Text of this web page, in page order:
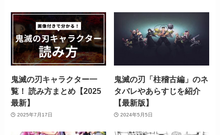
鬼滅の刃キャラクター一
覧！ 読み方まとめ【2025
最新】
2025年7月17日
鬼滅の刃「柱稽古編」のネ
タバレやあらすじを紹介
【最新版】
2024年5月5日